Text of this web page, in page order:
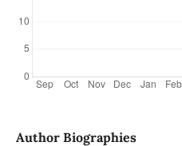
Author Biographies